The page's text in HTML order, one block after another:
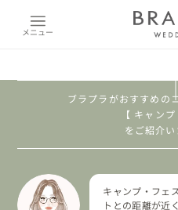
メニュー
ブラプラがおすすめの
【 キャン
をご紹介い
キャンプ・フェ
トとの距離が近